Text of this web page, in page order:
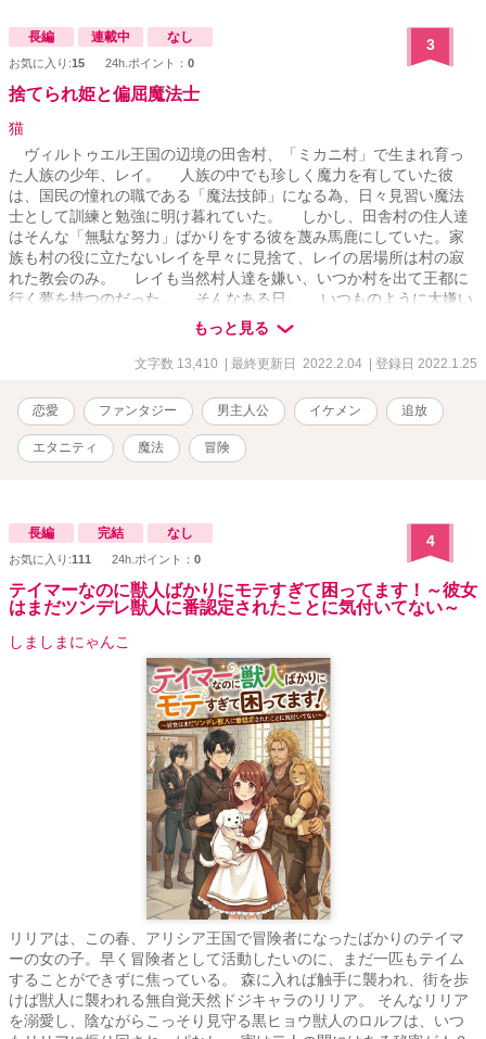
長編 連載中 なし
お気に入り:15 24h.ポイント： 0
3
捨てられ姫と偏屈魔法士
猫
ヴィルトゥエル王国の辺境の田舎村、「ミカニ村」で生まれ育っ
た人族の少年、レイ。 人族の中でも珍しく魔力を有していた彼
は、国民の憧れの職である「魔法技師」になる為、日々見習い魔法
士として訓練と勉強に明け暮れていた。 しかし、田舎村の住人達
はそんな「無駄な努力」ばかりをする彼を蔑み馬鹿にしていた。家
族も村の役に立たないレイを早々に見捨て、レイの居場所は村の寂
れた教会のみ。 レイも当然村人達を嫌い、いつか村を出て王都に
行く夢を持つのだった。 そんなある日。 いつものように大嫌い
な家から飛び出して教会に向かったレイ。 草原の一角が不自然に
窪んでいるのを見たレイは、不思議に思いながらも道から外れ、窪
みに近付いていく。ーーそして。 「……女？」 草花を下敷きにし
もっと見る
文字数 13,410 | 最終更新日 2022.2.04 | 登録日 2022.1.25
恋愛 ファンタジー 男主人公 イケメン 追放
エタニティ 魔法 冒険
長編 完結 なし
お気に入り:111 24h.ポイント： 0
4
テイマーなのに獣人ばかりにモテすぎて困ってます！～彼女
はまだツンデレ獣人に番認定されたことに気付いてない～
しましまにゃんこ
リリアは、この春、アリシア王国で冒険者になったばかりのテイマ
ーの女の子。早く冒険者として活動したいのに、まだ一匹もテイム
することができずに焦っている。 森に入れば触手に襲われ、街を歩
けば獣人に襲われる無自覚天然ドジキャラのリリア。 そんなリリア
を溺愛し、陰ながらこっそり見守る黒ヒョウ獣人のロルフは、いつ